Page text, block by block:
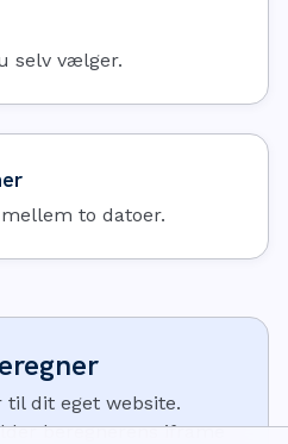
selv vælger.
to datoer.
til dit eget website.
beregnerens iframe